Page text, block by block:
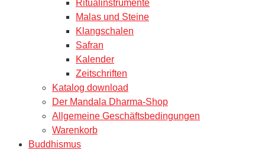
Ritualinstrumente
Malas und Steine
Klangschalen
Safran
Kalender
Zeitschriften
Katalog download
Der Mandala Dharma-Shop
Allgemeine Geschäftsbedingungen
Warenkorb
Buddhismus